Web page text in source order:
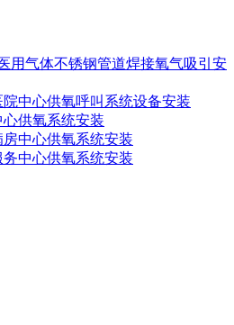
用气体不锈钢管道焊接氧气吸引安
中心供氧呼叫系统设备安装
供氧系统安装
中心供氧系统安装
中心供氧系统安装